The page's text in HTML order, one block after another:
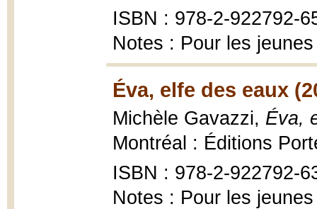
ISBN : 978-2-922792-
Notes : Pour les jeunes
Éva, elfe des eaux
Michèle Gavazzi, Éva,
Montréal : Éditions
ISBN : 978-2-922792-
Notes : Pour les jeunes